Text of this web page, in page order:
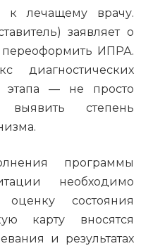
к лечащему врачу.
заявляет о
ИПРА.
диагностических
этапа — не просто
степень
программы
необходимо
оценку состояния
карту вносятся
и результатах